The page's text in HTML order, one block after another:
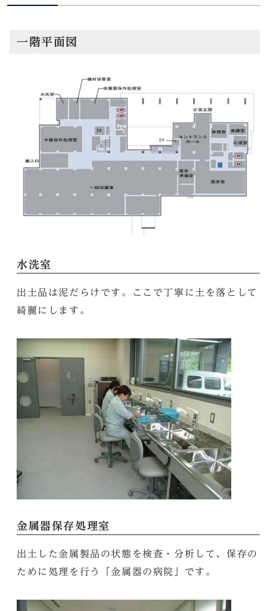
一階平面図
水洗室
出土品は泥だらけです。ここで丁寧に土を落として
綺麗にします。
金属器保存処理室
出土した金属製品の状態を検査・分析して、保存の
ために処理を行う「金属器の病院」です。